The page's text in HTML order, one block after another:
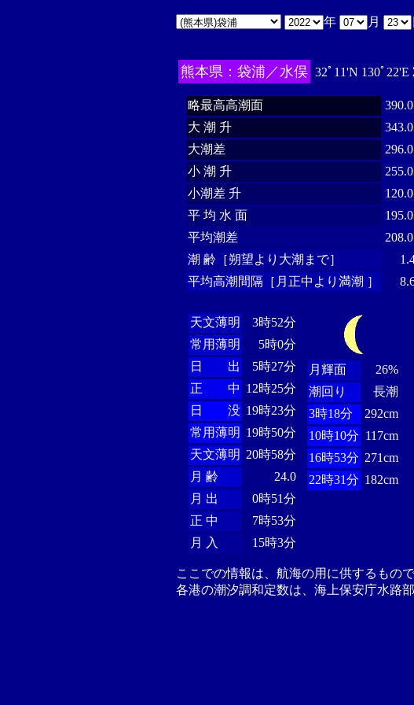
年 月
熊本県：袋浦／水俣 32ﾟ11'N 130ﾟ22'E
略最高高潮面
大 潮 升
大潮差
小 潮 升
小潮差 升
平 均 水 面
平均潮差
潮 齢［朔望より大潮まで］
平均高潮間隔［月正中より満潮 ］
天文薄明
3時52分
常用薄明
5時0分
日 出
5時27分
正 中 12時25分
日 没 19時23分
常用薄明 19時50分
天文薄明 20時58分
月 齢
24.0
月 出
0時51分
正 中
7時53分
月 入
15時3分
月輝面
26%
潮回り
長潮
3時18分
292cm
10時10分 117cm
16時53分 271cm
22時31分 182cm
ここでの情報は、航海の用に供するもの
各港の潮汐調和定数は、海上保安庁水路